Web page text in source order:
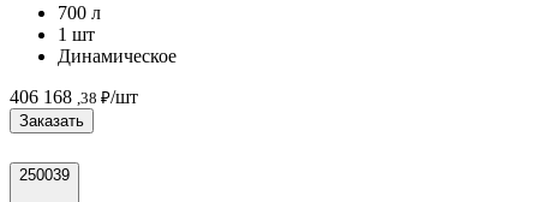
700 л
1 шт
Динамическое
406 168 ,38 ₽/шт
Заказать
250039